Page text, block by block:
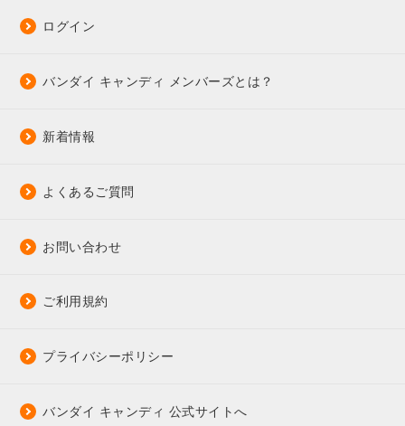
ログイン
バンダイ キャンディ メンバーズとは？
新着情報
よくあるご質問
お問い合わせ
ご利用規約
プライバシーポリシー
バンダイ キャンディ 公式サイトへ